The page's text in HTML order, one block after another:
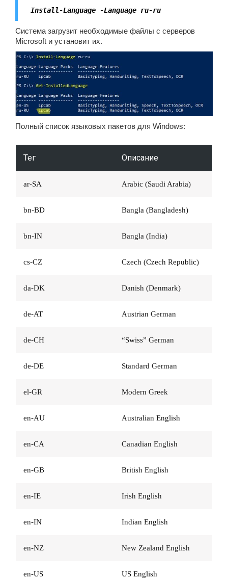
Install-Language -Language ru-ru
Система загрузит необходимые файлы с серверов
Microsoft и установит их.
Полный список языковых пакетов для Windows:
Тег Описание
ar-SA Arabic (Saudi Arabia)
bn-BD Bangla (Bangladesh)
bn-IN Bangla (India)
cs-CZ Czech (Czech Republic)
da-DK Danish (Denmark)
de-AT Austrian German
de-CH “Swiss” German
de-DE Standard German
el-GR Modern Greek
en-AU Australian English
en-CA Canadian English
en-GB British English
en-IE Irish English
en-IN Indian English
en-NZ New Zealand English
en-US US English